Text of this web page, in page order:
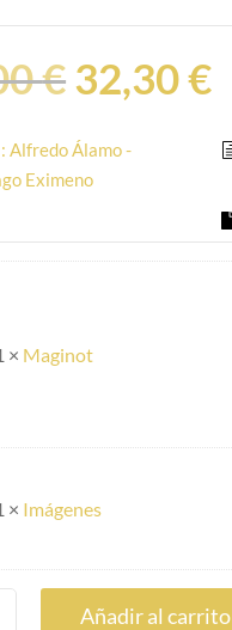
€32,30€
Alfredo Álamo -
Eximeno
× Maginot
× Imágenes
Añadir al carrito